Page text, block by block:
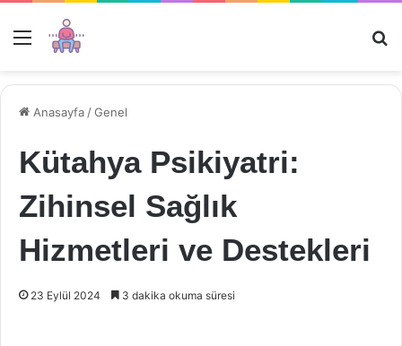
Menü
Anasayfa /Genel
Kütahya Psikiyatri:
Zihinsel Sağlık
Hizmetleri ve Destekleri
23 Eylül 2024 3 dakika okuma süresi